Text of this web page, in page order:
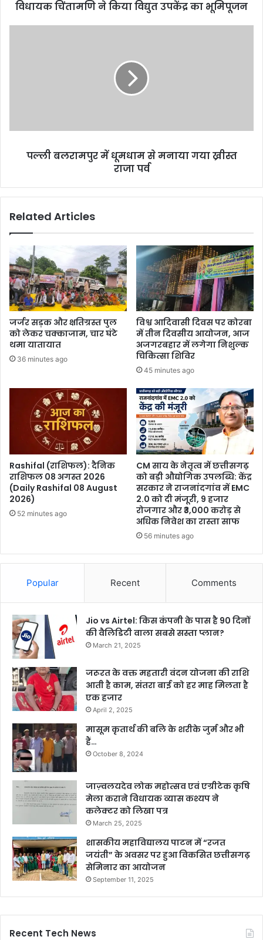
विधायक चिंतामणि ने किया विद्युत उपकेंद्र का भूमिपूजन
ख्रीस्त
पल्ली बलरामपुर में धूमधाम से मनाया गया ख्रीस्त
राजा पर्व
Related Articles
जर्जर सड़क और क्षतिग्रस्त पुल
को लेकर चक्काजाम, चार घंटे
थमा यातायात
36 minutes ago
विश्व आदिवासी दिवस पर कोरबा
में तीन दिवसीय आयोजन, आज
अजगरबहार में लगेगा निशुल्क
चिकित्सा शिविर
45 minutes ago
Rashifal (राशिफल): दैनिक
राशिफल 08 अगस्त 2026
(Daily Rashifal 08 August
2026)
52 minutes ago
CM साय के नेतृत्व में छत्तीसगढ़
को बड़ी औद्योगिक उपलब्धि: केंद्र
सरकार ने राजनांदगांव में EMC
2.0 को दी मंजूरी, 9 हजार
रोजगार और ₹3,000 करोड़ से
अधिक निवेश का रास्ता साफ
56 minutes ago
Popular Recent Comments
Jio vs Airtel: किस कंपनी के पास है 90 दिनों
की वैलिडिटी वाला सबसे सस्ता प्लान?
March 21, 2025
जरूरत के वक्त महतारी वंदन योजना की राशि
आती है काम, संतरा बाई को हर माह मिलता है
एक हजार
April 2, 2025
मासूम कृतार्थ की बलि के शरीके जुर्म और भी
हैं…
October 8, 2024
जाज़्वलयदेव लोक महोत्सव एवं एग्रीटेक कृषि
मेला कराने विधायक व्यास कश्यप ने
कलेक्टर को लिखा पत्र
March 25, 2025
शासकीय महाविद्यालय पाटन में “रजत
जयंती” के अवसर पर हुआ विकसित छत्तीसगढ़
सेमिनार का आयोजन
September 11, 2025
Recent Tech News